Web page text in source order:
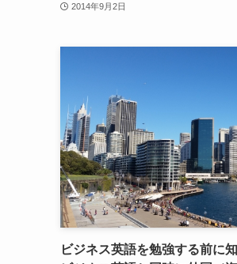
2014年9月2日
ビジネス英語を勉強する前に